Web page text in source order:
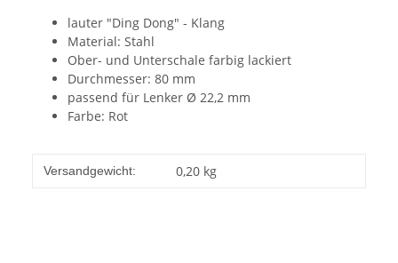
lauter "Ding Dong" - Klang
Material: Stahl
Ober- und Unterschale farbig lackiert
Durchmesser: 80 mm
passend für Lenker Ø 22,2 mm
Farbe: Rot
Versandgewicht: 0,20 kg